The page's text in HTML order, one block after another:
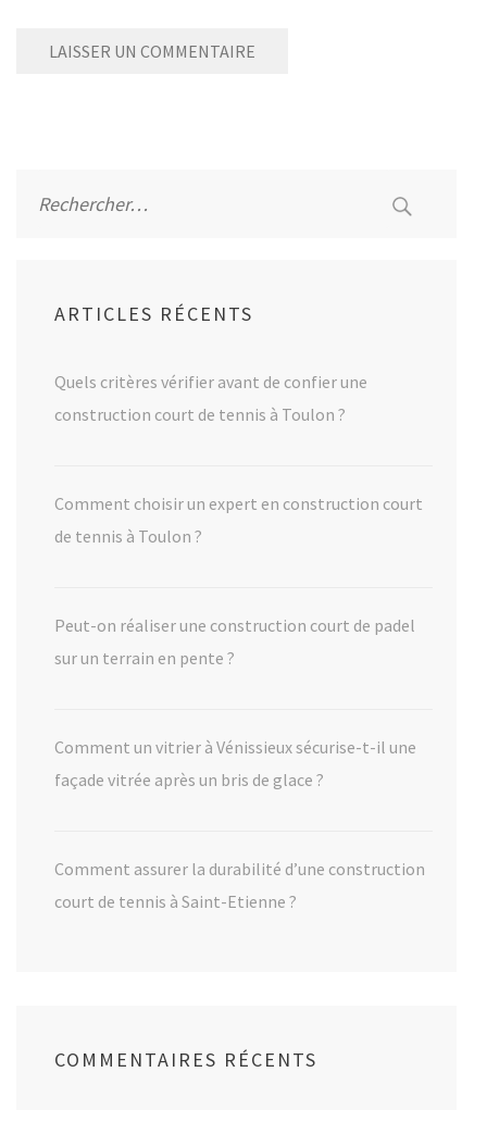
ARTICLES RÉCENTS
Quels critères vérifier avant de confier une
construction court de tennis à Toulon ?
Comment choisir un expert en construction court
de tennis à Toulon ?
Peut-on réaliser une construction court de padel
sur un terrain en pente ?
Comment un vitrier à Vénissieux sécurise-t-il une
façade vitrée après un bris de glace ?
Comment assurer la durabilité d’une construction
court de tennis à Saint-Etienne ?
COMMENTAIRES RÉCENTS